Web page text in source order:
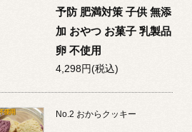
予防 肥満対策 子供 無添
加 おやつ お菓子 乳製品
卵 不使用
4,298円(税込)
No.2 おからクッキー